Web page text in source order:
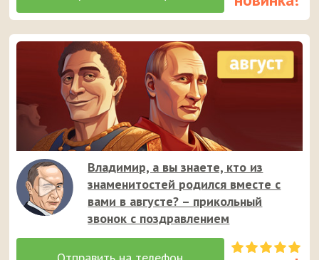
Владимир, а вы знаете, кто из
знаменитостей родился вместе с
вами в августе? – прикольный
звонок с поздравлением